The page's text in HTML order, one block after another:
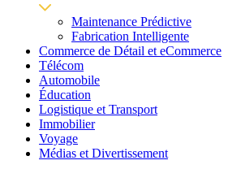
Maintenance Prédictive
Fabrication Intelligente
Commerce de Détail et eCommerce
Télécom
Automobile
Éducation
Logistique et Transport
Immobilier
Voyage
Médias et Divertissement